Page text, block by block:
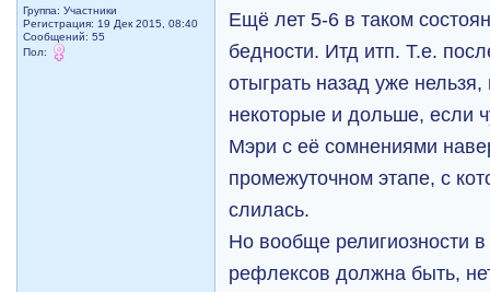
Группа: Участники
Регистрация: 19 Дек 2015, 08:40
Сообщений: 55
Пол:
Ещё лет 5-6 в таком
бедности. Итд итп. Т.е.
отыграть назад уже
некоторые и дольше, если
Мэри с её сомнениями
промежуточном этапе, с
слилась.
Но вообще религиозности
рефлексов должна быть,